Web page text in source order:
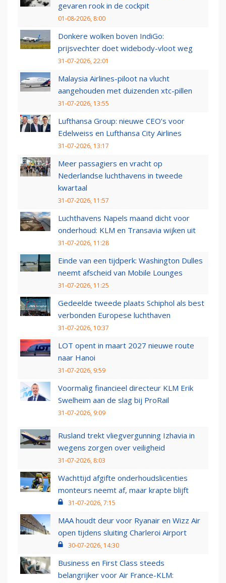
gevaren rook in de cockpit
01-08-2026, 8:00
Donkere wolken boven IndiGo:
prijsvechter doet widebody-vloot weg
31-07-2026, 22:01
Malaysia Airlines-piloot na vlucht
aangehouden met duizenden xtc-pillen
31-07-2026, 13:55
Lufthansa Group: nieuwe CEO’s voor
Edelweiss en Lufthansa City Airlines
31-07-2026, 13:17
Meer passagiers en vracht op
Nederlandse luchthavens in tweede
kwartaal
31-07-2026, 11:57
Luchthavens Napels maand dicht voor
onderhoud: KLM en Transavia wijken uit
31-07-2026, 11:28
Einde van een tijdperk: Washington Dulles
neemt afscheid van Mobile Lounges
31-07-2026, 11:25
Gedeelde tweede plaats Schiphol als best
verbonden Europese luchthaven
31-07-2026, 10:37
LOT opent in maart 2027 nieuwe route
naar Hanoi
31-07-2026, 9:59
Voormalig financieel directeur KLM Erik
Swelheim aan de slag bij ProRail
31-07-2026, 9:09
Rusland trekt vliegvergunning Izhavia in
wegens zorgen over veiligheid
31-07-2026, 8:03
Wachttijd afgifte onderhoudslicenties
monteurs neemt af, maar krapte blijft
31-07-2026, 7:15
MAA houdt deur voor Ryanair en Wizz Air
open tijdens sluiting Charleroi Airport
30-07-2026, 14:30
Business en First Class steeds
belangrijker voor Air France-KLM: